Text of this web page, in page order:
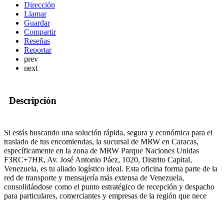
Dirección
Llamar
Guardar
Compartir
Reseñas
Reportar
prev
next
Descripción
Si estás buscando una solución rápida, segura y económica para el
traslado de tus encomiendas, la sucursal de MRW en Caracas,
específicamente en la zona de MRW Parque Naciones Unidas
F3RC+7HR, Av. José Antonio Páez, 1020, Distrito Capital,
Venezuela, es tu aliado logístico ideal. Esta oficina forma parte de la
red de transporte y mensajería más extensa de Venezuela,
consolidándose como el punto estratégico de recepción y despacho
para particulares, comerciantes y empresas de la región que nece